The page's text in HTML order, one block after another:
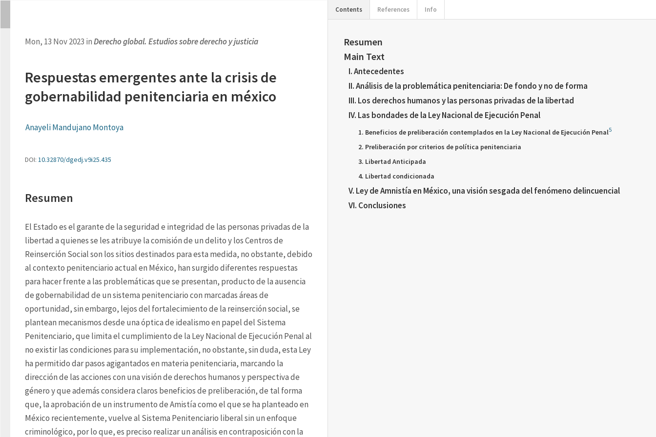
Mon, 13 Nov 2023 inDerecho global. Estudios sobre derecho y justicia
Respuestas emergentes ante la crisis de
gobernabilidad penitenciaria en méxico
Anayeli Mandujano Montoya
DOI: 10.32870/dgedj.v9i25.435
Resumen
El Estado es el garante de la seguridad e integridad de las personas privadas de la
libertad a quienes se les atribuye la comisión de un delito y los Centros de
Reinserción Social son los sitios destinados para esta medida, no obstante, debido
al contexto penitenciario actual en México, han surgido diferentes respuestas
para hacer frente a las problemáticas que se presentan, producto de la ausencia
de gobernabilidad de un sistema penitenciario con marcadas áreas de
oportunidad, sin embargo, lejos del fortalecimiento de la reinserción social, se
plantean mecanismos desde una óptica de idealismo en papel del Sistema
Penitenciario, que limita el cumplimiento de la Ley Nacional de Ejecución Penal al
no existir las condiciones para su implementación, no obstante, sin duda, esta Ley
ha permitido dar pasos agigantados en materia penitenciaria, marcando la
dirección de las acciones con una visión de derechos humanos y perspectiva de
género y que además considera claros beneficios de preliberación, de tal forma
que, la aprobación de un instrumento de Amistía como el que se ha planteado en
México recientemente, vuelve al Sistema Penitenciario liberal sin un enfoque
criminológico, por lo que, es preciso realizar un análisis en contraposición con la
Resumen
Main Text
I. Antecedentes
II. Análisis de la problemática penitenciaria: De fondo y no de forma
III. Los derechos humanos y las personas privadas de la libertad
IV. Las bondades de la Ley Nacional de Ejecución Penal
1. Beneficios de preliberación contemplados en la Ley Nacional de Ejecución Penal5
2. Preliberación por criterios de política penitenciaria
3. Libertad Anticipada
4. Libertad condicionada
V. Ley de Amnistía en México, una visión sesgada del fenómeno delincuencial
VI. Conclusiones
Contents References Info